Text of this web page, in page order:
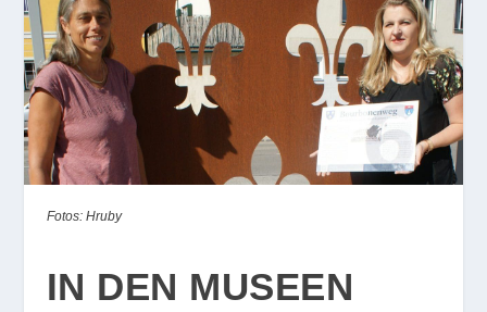
Fotos: Hruby
IN DEN MUSEEN